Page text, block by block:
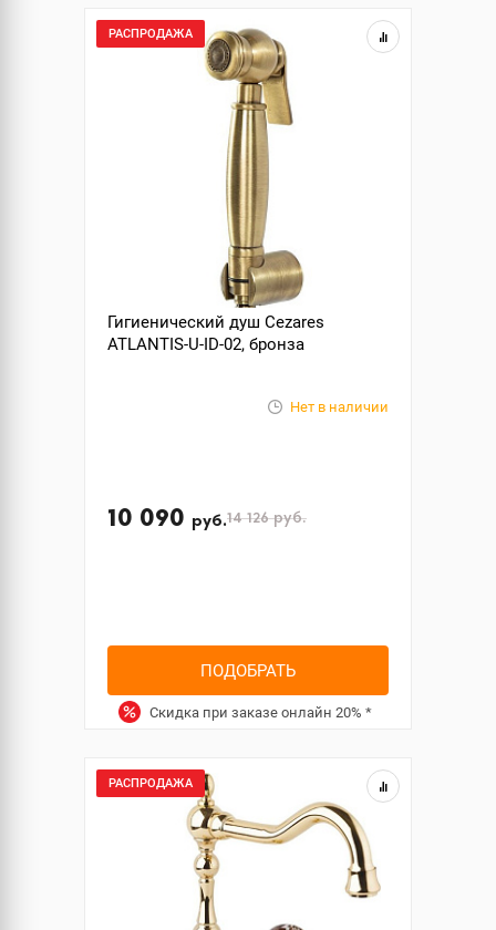
РАСПРОДАЖА
Гигиенический душ Cezares
ATLANTIS-U-ID-02, бронза
Нет в наличии
10 090 руб.14 126руб.
ПОДОБРАТЬ
Скидка при заказе онлайн 20% *
РАСПРОДАЖА